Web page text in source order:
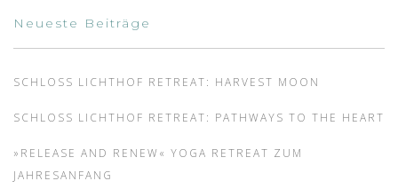
Neueste Beiträge
SCHLOSS LICHTHOF RETREAT: HARVEST MOON
SCHLOSS LICHTHOF RETREAT: PATHWAYS TO THE HEART
»RELEASE AND RENEW« YOGA RETREAT ZUM
JAHRESANFANG